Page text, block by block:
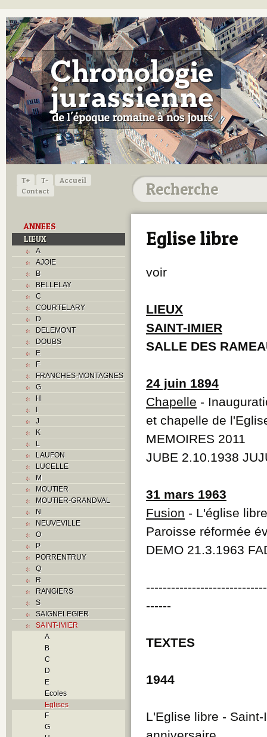
T+ T-
Accueil
Contact
ANNEES
LIEUX
A
AJOIE
B
BELLELAY
C
COURTELARY
D
DELEMONT
DOUBS
E
F
FRANCHES-MONTAGNES
G
H
I
J
K
L
LAUFON
LUCELLE
M
MOUTIER
MOUTIER-GRANDVAL
N
NEUVEVILLE
O
P
PORRENTRUY
Q
R
RANGIERS
S
SAIGNELEGIER
SAINT-IMIER
A
B
C
D
E
Ecoles
Eglises
F
G
Eglise libre
voir
LIEUX
SAINT-IMIER
SALLE DES
24 juin 1894
Chapelle -
et chapelle de
MEMOIRES 2011
JUBE 2.10.1938
31 mars 1963
Fusion - L'église
Paroisse réformée
DEMO 21.3.1963
------
TEXTES
1944
L'Eglise libre -